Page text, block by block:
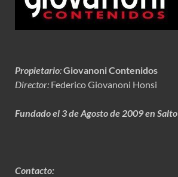
Propietario:Giovanoni Contenidos
Director: Federico Giovanoni Honsi
Fundado el 3 de Agosto de 2009 en Salto
Contacto: